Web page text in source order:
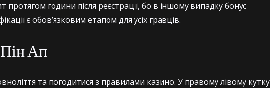
протягом години після реєстрації, бо в іншому випадку бонус
є обов’язковим етапом для усіх гравців.
Ап
та погодитися з правилами казино. У правому лівому кутку